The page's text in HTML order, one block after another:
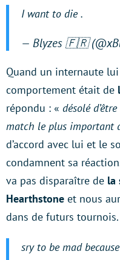
I want to die .
— Blyzes 🇫🇷
Quand un internaute
comportement était de
répondu : « désolé
match le plus important
d’accord avec lui et le
condamnent sa
va pas disparaître de la
Hearthstone et nous
dans de futurs tournois.
sry to be mad